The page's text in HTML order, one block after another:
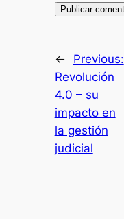
←
Previous:
Revolución
4.0 – su
impacto en
la gestión
judicial